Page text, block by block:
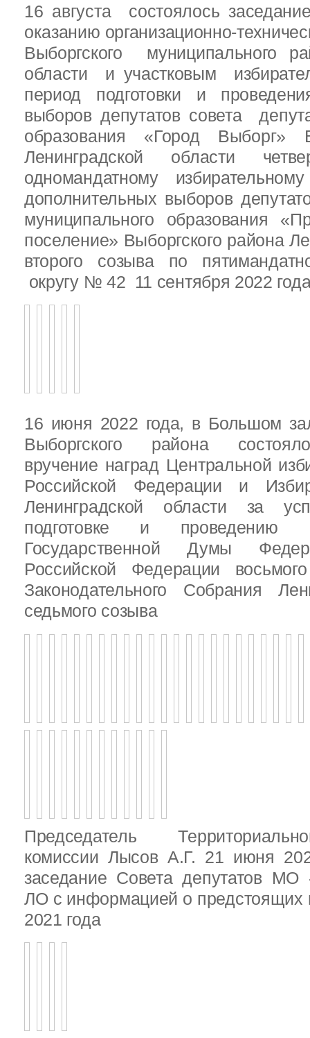
16 августа состоялось
оказанию организационно-
Выборгского муниципального
области и участковым
период подготовки и
выборов депутатов совета
образования «Город Выборг»
Ленинградской области
одномандатному
дополнительных выборов
муниципального образования
поселение» Выборгского района
второго созыва по
округу № 42 11 сентября 2022
16 июня 2022 года, в Большом
Выборгского района
вручение наград Центральной
Российской Федерации и
Ленинградской области за
подготовке и проведению
Государственной Думы
Российской Федерации
Законодательного Собрания
седьмого созыва
Председатель
комиссии Лысов А.Г. 21 июня
заседание Совета депутатов МО
ЛО с информацией о предстоящих
2021 года